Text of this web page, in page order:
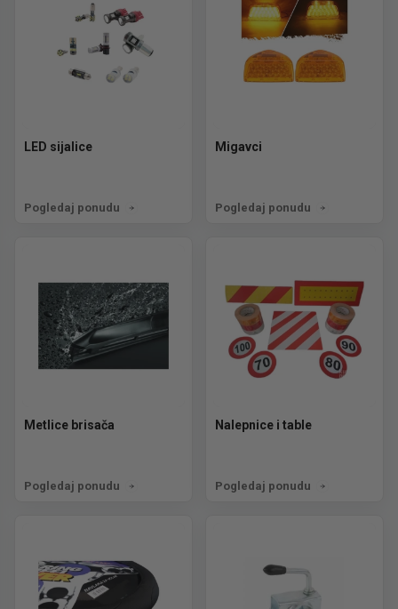
LED sijalice
Pogledaj ponudu
Migavci
Pogledaj ponudu
Metlice brisača
Pogledaj ponudu
Nalepnice i table
Pogledaj ponudu